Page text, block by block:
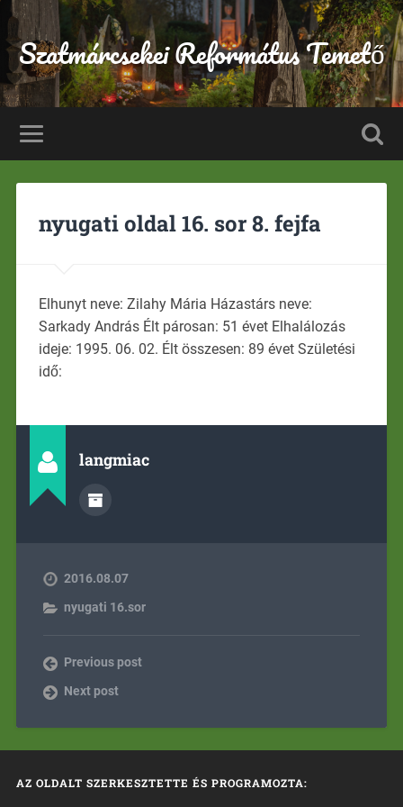
Szatmárcsekei Református Temető
nyugati oldal 16. sor 8. fejfa
Elhunyt neve: Zilahy Mária Házastárs neve:
Sarkady András Élt párosan: 51 évet Elhalálozás
ideje: 1995. 06. 02. Élt összesen: 89 évet Születési
idő:
langmiac
2016.08.07
nyugati 16.sor
Previous post
Next post
AZ OLDALT SZERKESZTETTE ÉS PROGRAMOZTA: